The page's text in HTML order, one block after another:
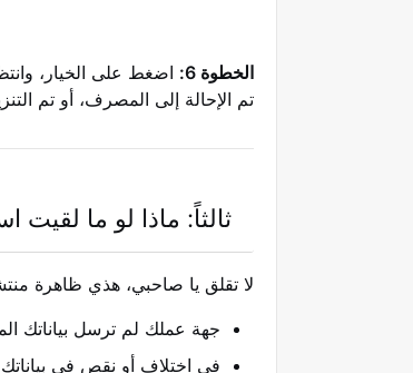
الخطوة 6:
اضغط على الخيار،
تم الإحالة إلى المصرف، أو تم
ثالثاً: ماذا لو ما
لا تقلق يا صاحبي، هذي ظاهرة
جهة عملك لم ترسل بياناتك
في اختلاف أو نقص في